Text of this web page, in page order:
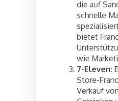
die auf
schnelle
bietet
wie
7-Eleven:
Store-
Verkauf